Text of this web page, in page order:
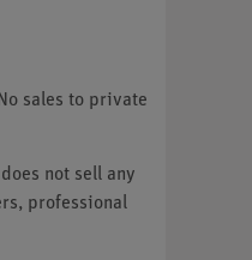
sales to private
not sell any
professional